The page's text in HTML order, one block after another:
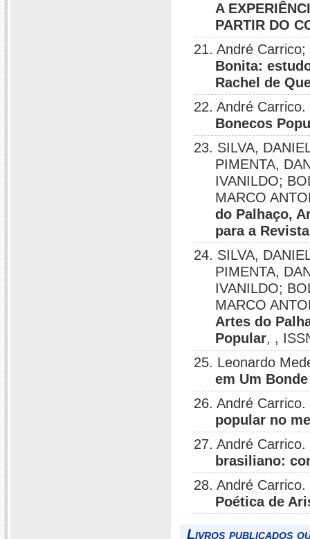
A
PARTIR DO
21. André
Bonita:
Rachel de
22. André Carrico.
Bonecos
23. SILVA,
PIMENTA,
IVANILDO;
MARCO
do Palhaço,
para a
24. SILVA,
PIMENTA,
IVANILDO;
MARCO
Artes do
Popular, ,
25. Leonardo
em Um
26. André Carrico.
popular no
27. André Carrico.
brasiliano:
28. André Carrico.
Poética de
Livros publicados